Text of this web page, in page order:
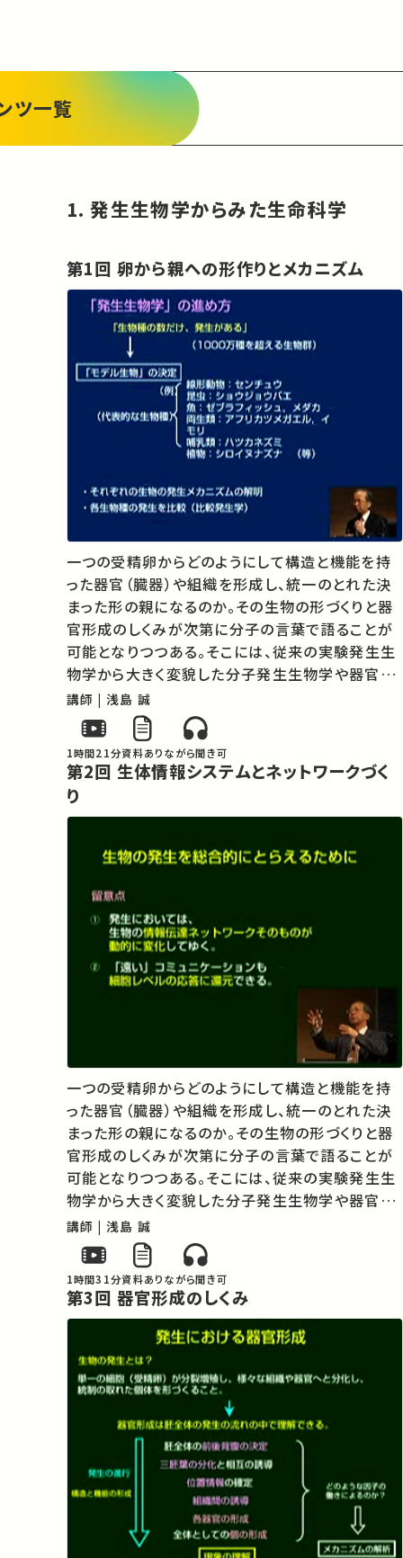
について俯瞰してみたい。各生物がも つ生命の歴
史とそこに秘められた奥深さと美しさ、構造と機能
の調和、ウイルスと人類の戦いのドラマなどを通し
て生命のもつ多様性と一様性など、「生命知」 につ
ツ一覧
1. 発生生物学からみた生命科学
第1回 卵から親への形作りとメカニズム
一つの受精卵からどのようにして構造と機能を持
った器官（臓器）や組織を形成し、統一のとれた決
まった形の親になるのか。その生物の形づくりと器
官形成のしくみが次第に分子の言葉で語ることが
可能となりつつある。そこには、従来の実験発生生
物学から大きく変貌した分子発生生物学や器官形
成学などがある。それらを支えているものは遺伝子
の発現調節のメカニズム、核と細胞質の相互作用、
細胞間相互作用、組織間相互作用などで…
講師 | 浅島 誠
1時間21分資料ありながら聞き可
第2回 生体情報システムとネットワークづく
り
一つの受精卵からどのようにして構造と機能を持
った器官（臓器）や組織を形成し、統一のとれた決
まった形の親になるのか。その生物の形づくりと器
官形成のしくみが次第に分子の言葉で語ることが
可能となりつつある。そこには、従来の実験発生生
物学から大きく変貌した分子発生生物学や器官形
成学などがある。それらを支えているものは遺伝子
の発現調節のメカニズム、核と細胞質の相互作用、
細胞間相互作用、組織間相互作用などで…
講師 | 浅島 誠
1時間31分資料ありながら聞き可
第3回 器官形成のしくみ